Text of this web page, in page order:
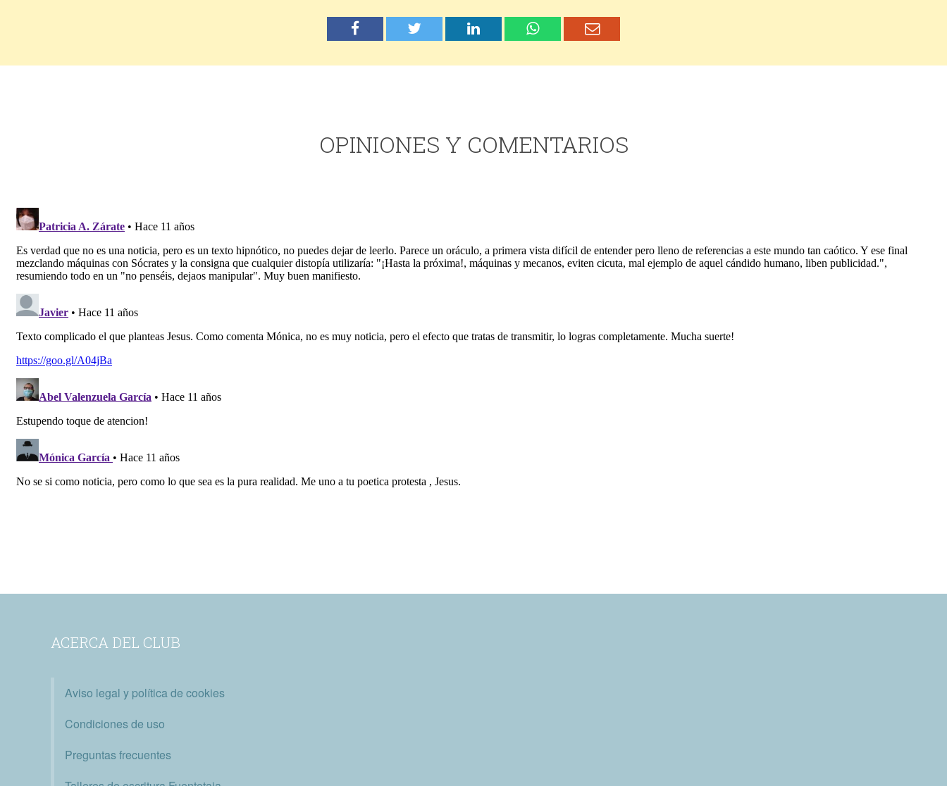
OPINIONES Y COMENTARIOS
ACERCA DEL CLUB
Aviso legal y política de cookies
Condiciones de uso
Preguntas frecuentes